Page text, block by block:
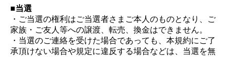
■当選
・ご当選の権利はご当選者さまご本人のものとなり、ご
家族・ご友人等への譲渡、転売、換金はできません。
・当選のご連絡を受けた場合であっても、本規約にご了
承頂けない場合や規定に違反する場合などは、当選を無